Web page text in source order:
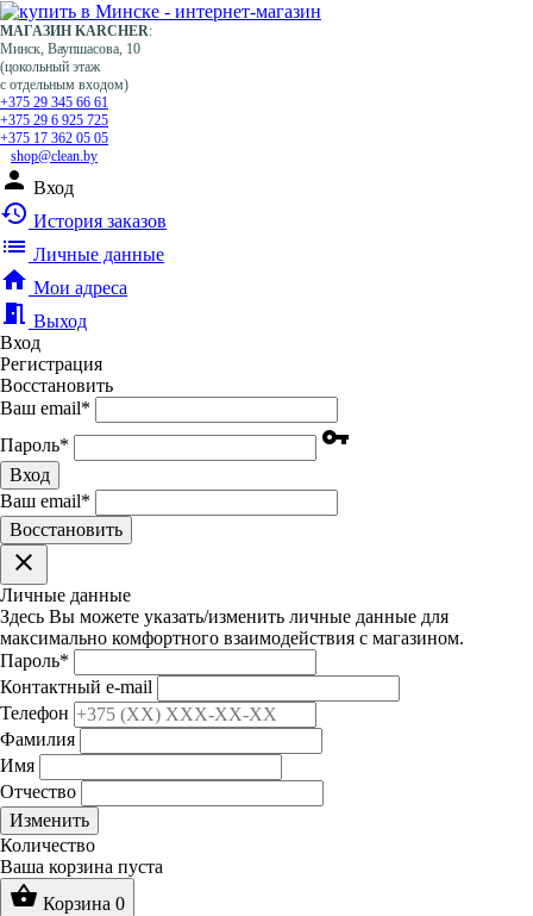
МАГАЗИН KARCHER:
Минск, Ваупшасова, 10
(цокольный этаж
с отдельным входом)
+375 29 345 66 61
+375 29 6 925 725
+375 17 362 05 05
shop@clean.by
person Вход
history История заказов
list Личные данные
home Мои адреса
meeting_room Выход
Вход
Регистрация
Восстановить
Ваш email*
Пароль* vpn_key
Вход
Ваш email*
Воcстановить
clear
Личные данные
Здесь Вы можете указать/изменить личные данные для
максимально комфортного взаимодействия с магазином.
Пароль*
Контактный e-mail
Телефон
Фамилия
Имя
Отчество
Изменить
Количество
Ваша корзина пуста
shopping_basket Корзина 0